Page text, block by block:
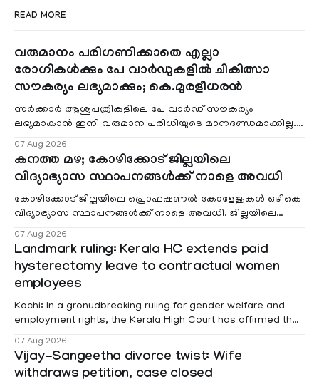
READ MORE
വരുമാനം പരിഗണിക്കാതെ എല്ലാ
രോഗികൾക്കും പേ വാർഡുകളിൽ ചികിത്സാ
സൗകര്യം ലഭ്യമാക്കും; കെ.മുരളീധരൻ
സർക്കാർ ആശുപത്രികളിലെ പേ വാർഡ് സൗകര്യം
ലഭ്യമാകാൻ ഇനി വരുമാന പരിധിയുടെ മാനദണ്ഡമാക്കില്ല.
07 Aug 2026
കനത്ത മഴ; കോഴിക്കോട് ജില്ലയിലെ
വിദ്യാഭ്യാസ സ്ഥാപനങ്ങൾക്ക് നാളെ അവധി
കോഴിക്കോട് ജില്ലയിലെ പ്രൊഫഷണൽ കോളേജുകൾ ഒഴികെ
വിദ്യാഭ്യാസ സ്ഥാപനങ്ങൾക്ക് നാളെ അവധി. ജില്ലയിലെ
07 Aug 2026
Landmark ruling: Kerala HC extends paid
hysterectomy leave to contractual women
employees
Kochi: In a gronudbreaking ruling for gender welfare and
employment rights, the Kerala High Court has affirmed that
projects are eligible for paid medical leave following
hysterectomy surgery under the Kerala Service Rules
(KSR). The court noted that since essential benefits like
07 Aug 2026
Vijay-Sangeetha divorce twist: Wife
withdraws petition, case closed